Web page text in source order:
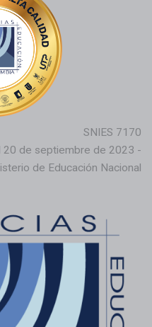
SNIES 7170
20 de septiembre de 2023 -
de Educación Nacional